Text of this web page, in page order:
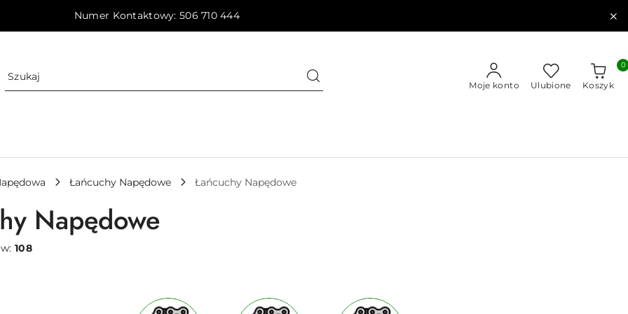
Numer Kontaktowy: 506 710 444
Moje konto Ulubione Koszyk
0
Łańcuchy Napędowe Łańcuchy Napędowe
Napędowe
108